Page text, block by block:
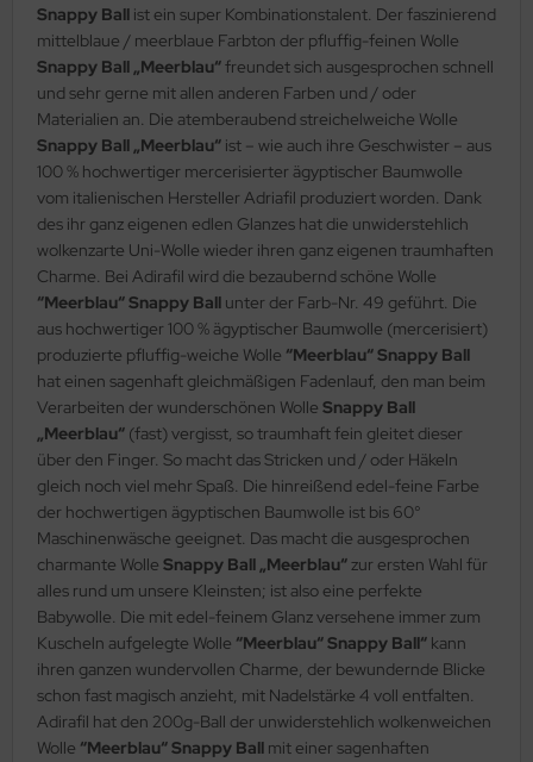
Snappy Ball ist ein super Kombinationstalent. Der faszinierend
mittelblaue / meerblaue Farbton der pfluffig-feinen Wolle
Snappy Ball „Meerblau“freundet sich ausgesprochen schnell
und sehr gerne mit allen anderen Farben und / oder
Materialien an. Die atemberaubend streichelweiche Wolle
Snappy Ball „Meerblau“ ist – wie auch ihre Geschwister – aus
100 % hochwertiger mercerisierter ägyptischer Baumwolle
vom italienischen Hersteller Adriafil produziert worden. Dank
des ihr ganz eigenen edlen Glanzes hat die unwiderstehlich
wolkenzarte Uni-Wolle wieder ihren ganz eigenen traumhaften
Charme. Bei Adirafil wird die bezaubernd schöne Wolle
“Meerblau“ Snappy Ball unter der Farb-Nr. 49 geführt. Die
aus hochwertiger 100 % ägyptischer Baumwolle (mercerisiert)
produzierte pfluffig-weiche Wolle “Meerblau“ Snappy Ball
hat einen sagenhaft gleichmäßigen Fadenlauf, den man beim
Verarbeiten der wunderschönen Wolle Snappy Ball
„Meerblau“ (fast) vergisst, so traumhaft fein gleitet dieser
über den Finger. So macht das Stricken und / oder Häkeln
gleich noch viel mehr Spaß. Die hinreißend edel-feine Farbe
der hochwertigen ägyptischen Baumwolle ist bis 60°
Maschinenwäsche geeignet. Das macht die ausgesprochen
charmante Wolle Snappy Ball „Meerblau“zur ersten Wahl für
alles rund um unsere Kleinsten; ist also eine perfekte
Babywolle. Die mit edel-feinem Glanz versehene immer zum
Kuscheln aufgelegte Wolle “Meerblau“ Snappy Ball“ kann
ihren ganzen wundervollen Charme, der bewundernde Blicke
schon fast magisch anzieht, mit Nadelstärke 4 voll entfalten.
Adirafil hat den 200g-Ball der unwiderstehlich wolkenweichen
Wolle “Meerblau“ Snappy Ball mit einer sagenhaften